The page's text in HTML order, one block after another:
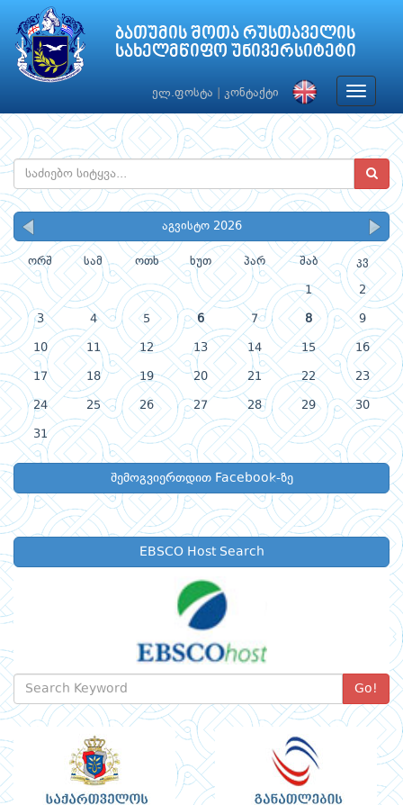
ბათუმის შოთა რუსთაველის
სახელმწიფო უნივერსიტეტი
ელ.ფოსტა კონტაქტი
Toggle
აგვისტო 2026
ორშ სამ ოთხ ხუთ პარ შაბ კვ
1 2
3 4 5 6 7 8 9
10 11 12 13 14 15 16
17 18 19 20 21 22 23
24 25 26 27 28 29 30
31
შემოგვიერთდით Facebook-ზე
EBSCO Host Search
Go!